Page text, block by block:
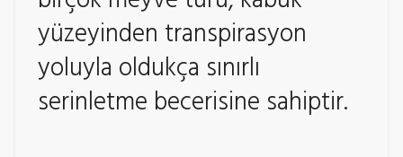
yüzeyinden transpirasyon
yoluyla oldukça sınırlı
serinletme becerisine sahiptir.